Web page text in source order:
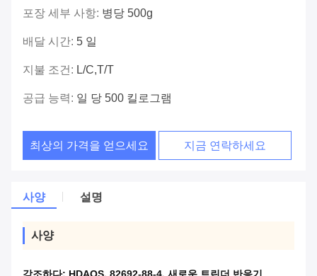
포장 세부 사항: 병당 500g
배달 시간: 5 일
지불 조건: L/C,T/T
공급 능력: 일 당 500 킬로그램
최상의 가격을 얻으세요 지금 연락하세요
사양 설명
사양